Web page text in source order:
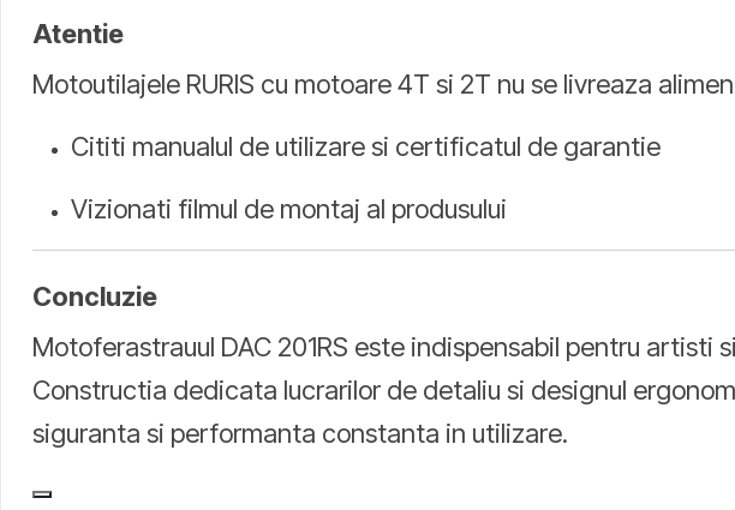
Atentie
Motoutilajele RURIS cu motoare 4T si 2T nu se livreaza
Cititi manualul de utilizare si certificatul de garantie
Vizionati filmul de montaj al produsului
Concluzie
Motoferastrauul DAC 201RS este indispensabil pentru
Constructia dedicata lucrarilor de detaliu si designul
siguranta si performanta constanta in utilizare.